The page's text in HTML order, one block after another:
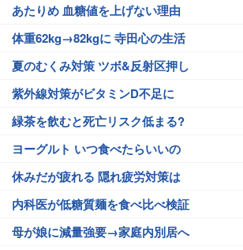
あたりめ 血糖値を上げない理由
体重62kg→82kgに 寺田心の生活
夏のむくみ対策 ツボ&反射区押し
紫外線対策がビタミンD不足に
緑茶を飲むと死亡リスク低まる?
ヨーグルト いつ食べたらいいの
休みだが疲れる 隠れ疲労対策は
内科医が低糖質麺を食べ比べ検証
母が娘に減量強要→家庭内別居へ